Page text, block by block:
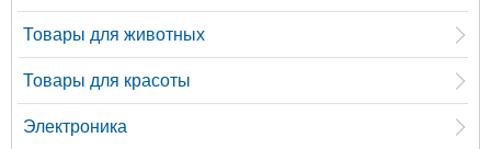
Товары для животных
Товары для красоты
Электроника